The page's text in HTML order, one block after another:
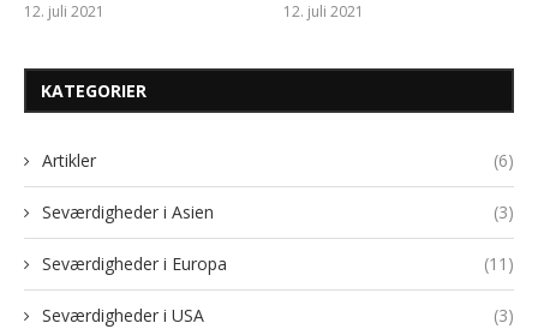
12. juli 2021 12. juli 2021
KATEGORIER
Artikler (6)
Seværdigheder i Asien (3)
Seværdigheder i Europa (11)
Seværdigheder i USA (3)